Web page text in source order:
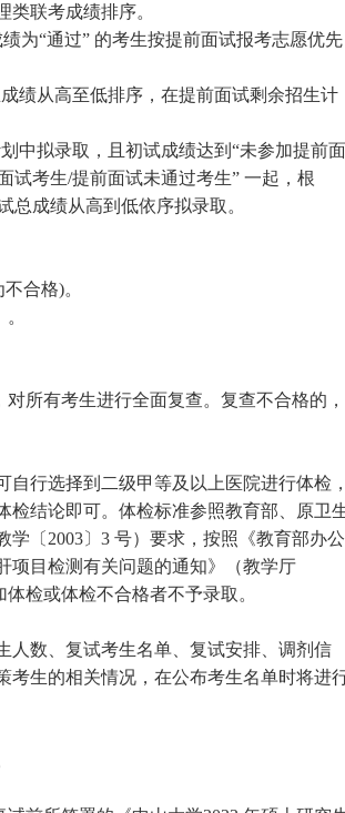
联考成绩排序。
为“通过” 的考生按提前面试报考志愿优先
绩从高至低排序，在提前面试剩余招生计
中拟录取，且初试成绩达到“未参加提前面
试考生/提前面试未通过考生” 一起，根
总成绩从高到低依序拟录取。
合格)。
所有考生进行全面复查。复查不合格的，
行选择到二级甲等及以上医院进行体检，
检结论即可。体检标准参照教育部、原卫
〔2003〕3 号）要求，按照《教育部办公
项目检测有关问题的通知》（教学厅
检或体检不合格者不予录取。
人数、复试考生名单、复试安排、调剂信
考生的相关情况，在公布考生名单时将进